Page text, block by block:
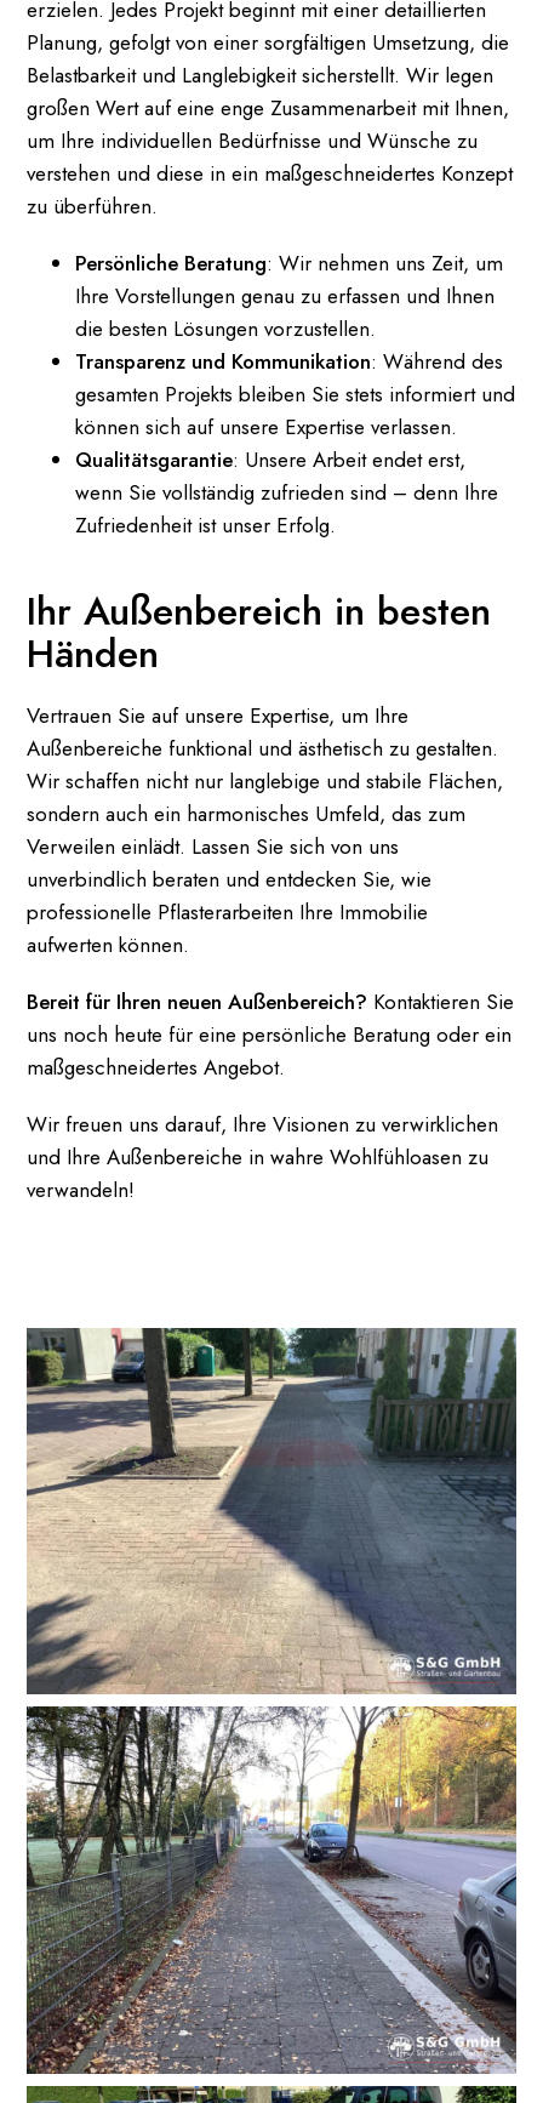
erzielen. Jedes Projekt beginnt mit einer detaillierten
Planung, gefolgt von einer sorgfältigen Umsetzung, die
Belastbarkeit und Langlebigkeit sicherstellt. Wir legen
großen Wert auf eine enge Zusammenarbeit mit Ihnen,
um Ihre individuellen Bedürfnisse und Wünsche zu
verstehen und diese in ein maßgeschneidertes Konzept
zu überführen.
Persönliche Beratung: Wir nehmen uns Zeit, um
Ihre Vorstellungen genau zu erfassen und Ihnen
die besten Lösungen vorzustellen.
Transparenz und Kommunikation: Während des
gesamten Projekts bleiben Sie stets informiert und
können sich auf unsere Expertise verlassen.
Qualitätsgarantie: Unsere Arbeit endet erst,
wenn Sie vollständig zufrieden sind – denn Ihre
Zufriedenheit ist unser Erfolg.
Ihr Außenbereich in besten
Händen
Vertrauen Sie auf unsere Expertise, um Ihre
Außenbereiche funktional und ästhetisch zu gestalten.
Wir schaffen nicht nur langlebige und stabile Flächen,
sondern auch ein harmonisches Umfeld, das zum
Verweilen einlädt. Lassen Sie sich von uns
unverbindlich beraten und entdecken Sie, wie
professionelle Pflasterarbeiten Ihre Immobilie
aufwerten können.
Bereit für Ihren neuen Außenbereich? Kontaktieren Sie
uns noch heute für eine persönliche Beratung oder ein
maßgeschneidertes Angebot.
Wir freuen uns darauf, Ihre Visionen zu verwirklichen
und Ihre Außenbereiche in wahre Wohlfühloasen zu
verwandeln!